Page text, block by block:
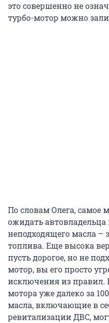
это совершенно не
турбо-мотор можно
По словам Олега, самое
ожидать
неподходящего масла
топлива. Еще высока
пусть дорогое, но не
мотор, вы его просто
исключения из правил.
мотора уже далеко за
масла, включающие в
ревитализации ДВС,